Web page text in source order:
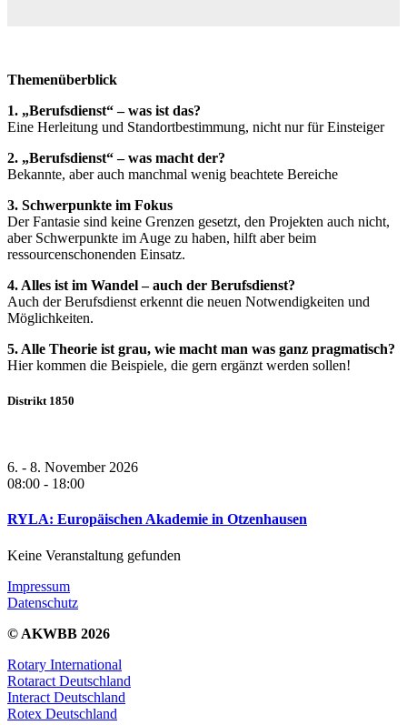
Themenüberblick
1. „Berufsdienst“ – was ist das?
Eine Herleitung und Standortbestimmung, nicht nur für Einsteiger
2. „Berufsdienst“ – was macht der?
Bekannte, aber auch manchmal wenig beachtete Bereiche
3. Schwerpunkte im Fokus
Der Fantasie sind keine Grenzen gesetzt, den Projekten auch nicht,
aber Schwerpunkte im Auge zu haben, hilft aber beim
ressourcenschonenden Einsatz.
4. Alles ist im Wandel – auch der Berufsdienst?
Auch der Berufsdienst erkennt die neuen Notwendigkeiten und
Möglichkeiten.
5. Alle Theorie ist grau, wie macht man was ganz pragmatisch?
Hier kommen die Beispiele, die gern ergänzt werden sollen!
Distrikt 1850
6. - 8. November 2026
08:00 - 18:00
RYLA: Europäischen Akademie in Otzenhausen
Keine Veranstaltung gefunden
Impressum
Datenschutz
© AKWBB 2026
Rotary International
Rotaract Deutschland
Interact Deutschland
Rotex Deutschland